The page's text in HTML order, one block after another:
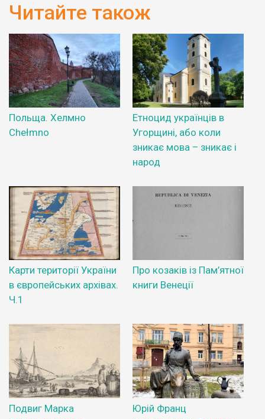
Читайте також
Польща. Хелмно
Chełmno
Етноцид українців в
Угорщині, або коли
зникає мова – зникає і
народ
Карти території України
в європейських архівах.
Ч.1
Про козаків із Пам’ятної
книги Венеції
Подвиг Марка
Юрій Франц